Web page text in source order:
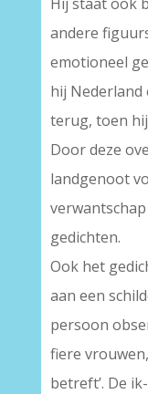
andere
emotioneel
hij Nederland
terug, toen
Door deze
landgenoot
gedichten.
Ook het
aan een
persoon
fiere
betreft’. De